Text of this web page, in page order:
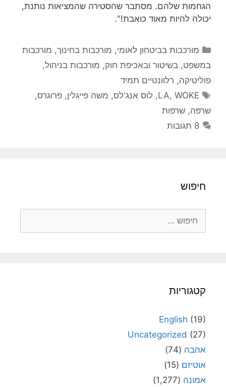
הגחמות שלהם. מסתבר שהסטירה שהמציאות נותנת,
יכולה להיות מאוד כואבת!".
קטגוריות
מורכבות בביטחון לאומי, מורכבות בחינוך, מורכבות
במשפט, בשיטור ובאכיפת חוק, מורכבות בניהול,
פוליטיקה, רלוונטיים תמיד
תגיות
LA, WOKE
, לוס אנג'לס, משה פייגלין,פרוגרס,
שרפה, שרפות
8 תגובות
חיפוש
קטגוריות
English (19)
Uncategorized (27)
אהבה (74)
אוטיזם (15)
אמונה (1,277)